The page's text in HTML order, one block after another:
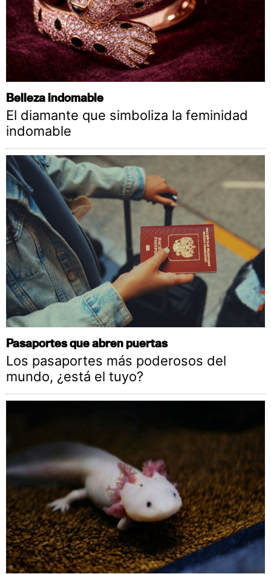
Belleza indomable
El diamante que simboliza la feminidad
indomable
Pasaportes que abren puertas
Los pasaportes más poderosos del
mundo, ¿está el tuyo?